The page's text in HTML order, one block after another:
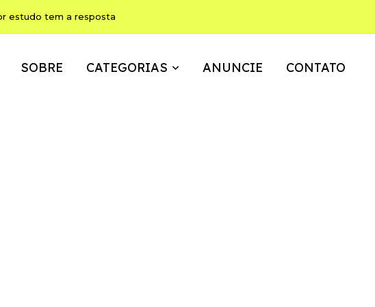
estudo tem a resposta
SOBRE CATEGORIAS ANUNCIE CONTATO